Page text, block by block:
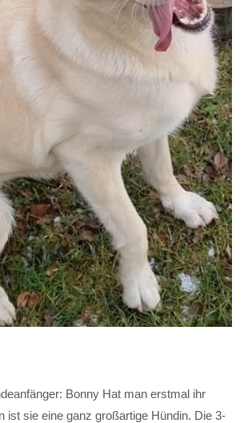
Bonny Hat man erstmal ihr
ist sie eine ganz großartige Hündin. Die 3-